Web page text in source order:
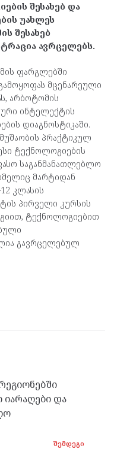
შესახებ და
უახლეს
შესახებ
ავრცელებს.
ფარგლებში
მცენარეული
არბოტომის
ინტელექტის
დიაგნოსტიკაში.
პრაქტიკულ
ტექნოლოგიების
საგანმანათლებლო
მარტიდან
კლასის
პირველი კურსის
ტექნოლოგიებით
გავრცელებულ
და
ᲨᲔᲛᲓᲔᲒᲘ